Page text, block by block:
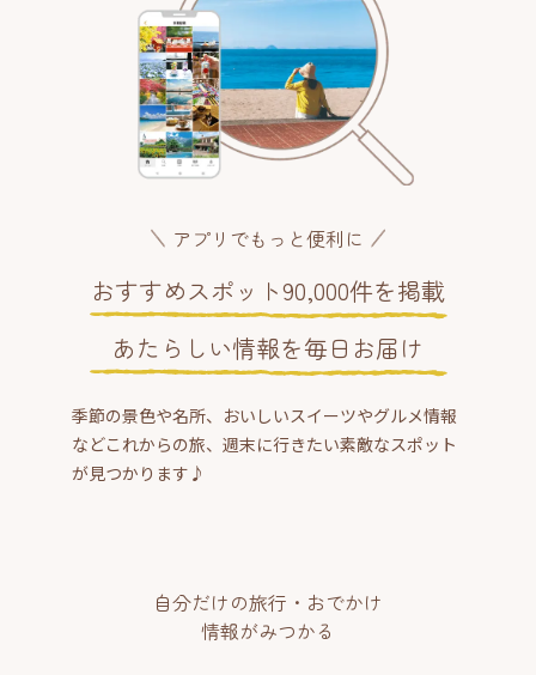
アプリでもっと便利に
おすすめスポット90,000件を掲載
あたらしい情報を毎日お届け
季節の景色や名所、おいしいスイーツやグルメ情報
などこれからの旅、週末に行きたい素敵なスポット
が見つかります♪
自分だけの旅行・おでかけ
情報がみつかる